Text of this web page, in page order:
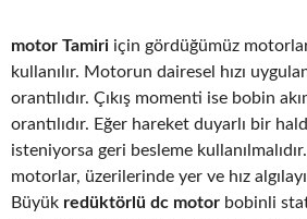
motor Tamiri için gördüğümüz
kullanılır. Motorun dairesel hızı
orantılıdır. Çıkış momenti ise bobin
orantılıdır. Eğer hareket duyarlı bir
isteniyorsa geri besleme
motorlar, üzerilerinde yer ve hız
Büyük redüktörlü dc motor bobinli